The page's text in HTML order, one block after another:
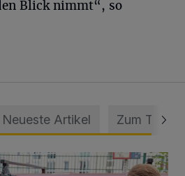
Blick nimmt“, so
Neueste Artikel Zum Thema
aus verschlossenem VW Bulli